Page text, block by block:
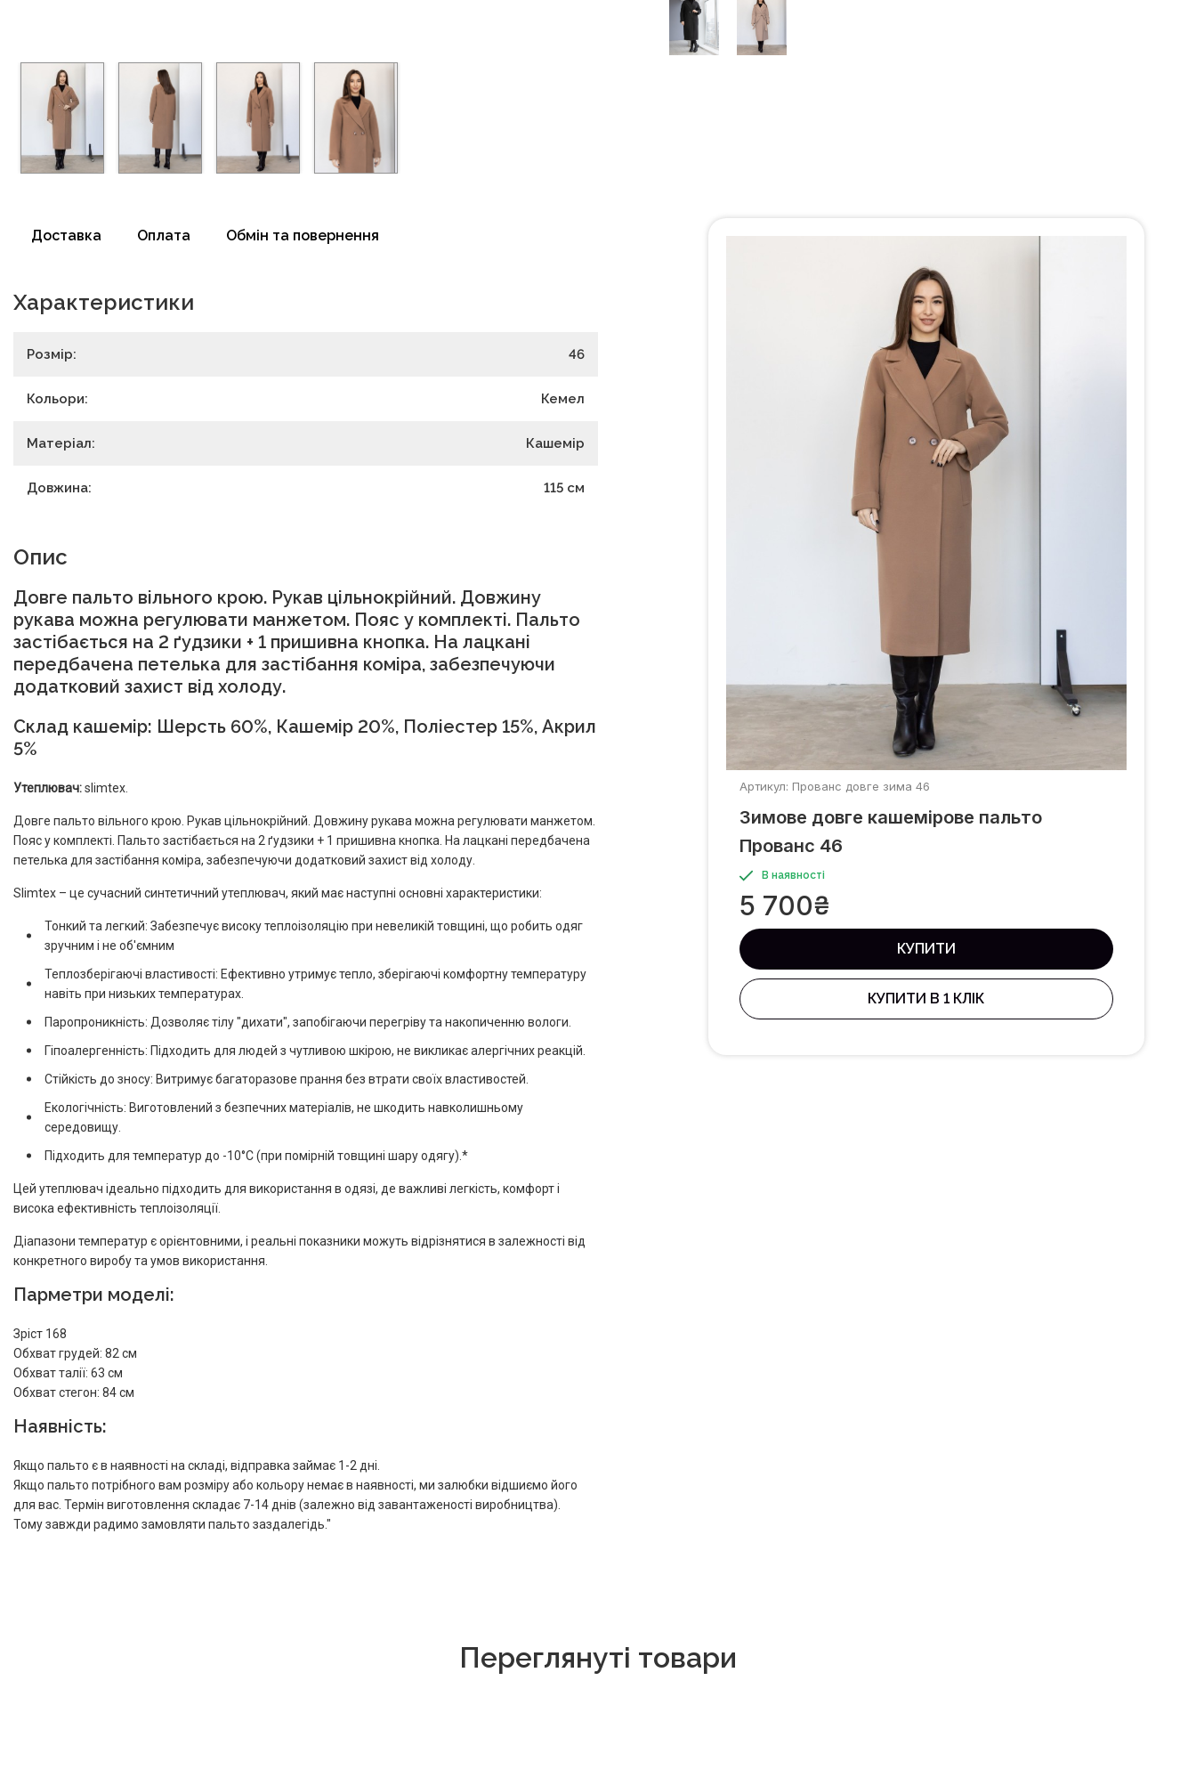
Доставка Оплата Обмін та повернення
Характеристики
Розмір: 46
Кольори: Кемел
Матеріал: Кашемір
Довжина: 115 см
Опис
Довге пальто вільного крою. Рукав цільнокрійний. Довжину
рукава можна регулювати манжетом. Пояс у комплекті. Пальто
застібається на 2 ґудзики + 1 пришивна кнопка. На лацкані
передбачена петелька для застібання коміра, забезпечуючи
додатковий захист від холоду.
Склад кашемір: Шерсть 60%, Кашемір 20%, Поліестер 15%, Акрил
5%
Утеплювач:slimtex.
Довге пальто вільного крою. Рукав цільнокрійний. Довжину рукава можна регулювати манжетом.
Пояс у комплекті. Пальто застібається на 2 ґудзики + 1 пришивна кнопка. На лацкані передбачена
петелька для застібання коміра, забезпечуючи додатковий захист від холоду.
Slimtex – це сучасний синтетичний утеплювач, який має наступні основні характеристики:
Тонкий та легкий: Забезпечує високу теплоізоляцію при невеликій товщині, що робить одяг
зручним і не об'ємним
Теплозберігаючі властивості: Ефективно утримує тепло, зберігаючі комфортну температуру
навіть при низьких температурах.
Паропроникність: Дозволяє тілу "дихати", запобігаючи перегріву та накопиченню вологи.
Гіпоалергенність: Підходить для людей з чутливою шкірою, не викликає алергічних реакцій.
Стійкість до зносу: Витримує багаторазове прання без втрати своїх властивостей.
Екологічність: Виготовлений з безпечних матеріалів, не шкодить навколишньому
середовищу.
Підходить для температур до -10°C (при помірній товщині шару одягу).*
Цей утеплювач ідеально підходить для використання в одязі, де важливі легкість, комфорт і
висока ефективність теплоізоляції.
Діапазони температур є орієнтовними, і реальні показники можуть відрізнятися в залежності від
конкретного виробу та умов використання.
Парметри моделі:
Зріст 168
Обхват грудей: 82 см
Обхват талії: 63 см
Обхват стегон: 84 см
Наявність:
Якщо пальто є в наявності на складі, відправка займає 1-2 дні.
Якщо пальто потрібного вам розміру або кольору немає в наявності, ми залюбки відшиємо його
для вас. Термін виготовлення складає 7-14 днів (залежно від завантаженості виробництва).
Тому завжди радимо замовляти пальто заздалегідь."
Артикул: Прованс довге зима 46
Зимове довге кашемірове пальто
Прованс 46
В наявності
5 700₴
КУПИТИ
КУПИТИ В 1 КЛІК
Переглянуті товари